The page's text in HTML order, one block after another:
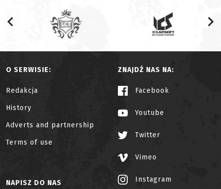
O SERWISIE:
Redakcja
History
Adverts and partnership
Terms of use
ZNAJDŹ NAS NA:
Facebook
Youtube
Twitter
Vimeo
Instagram
NAPISZ DO NAS